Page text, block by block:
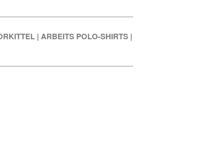
| ARBEITS POLO-SHIRTS |